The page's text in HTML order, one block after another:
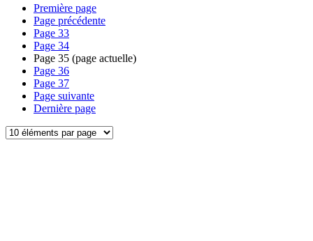
Première page
Page précédente
Page 33
Page 34
Page 35 (page actuelle)
Page 36
Page 37
Page suivante
Dernière page